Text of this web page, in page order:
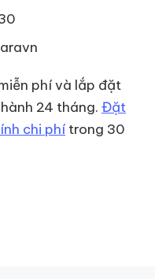
phí và lắp đặt
24 tháng. Đặt
chi phí trong 30